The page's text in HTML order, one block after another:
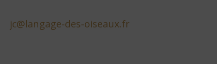
jc@langage-des-oiseaux.fr